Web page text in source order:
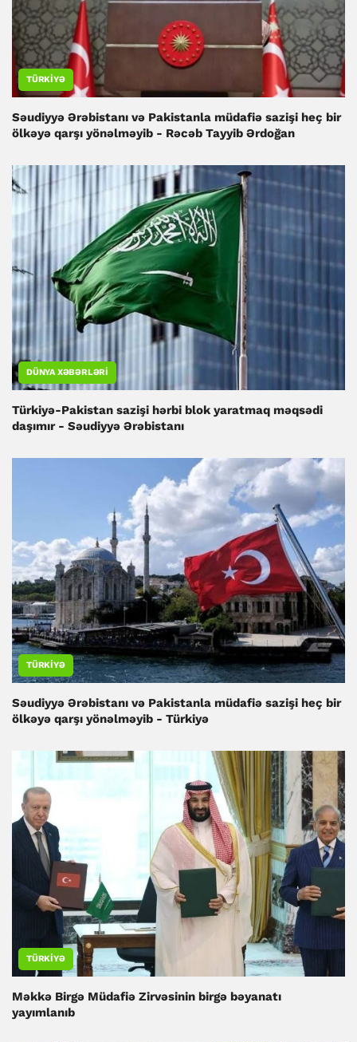
TÜRKIYƏ
Səudiyyə Ərəbistanı və Pakistanla müdafiə sazişi heç bir
ölkəyə qarşı yönəlməyib - Rəcəb Tayyib Ərdoğan
DÜNYA XƏBƏRLƏRI
Türkiyə-Pakistan sazişi hərbi blok yaratmaq məqsədi
daşımır - Səudiyyə Ərəbistanı
TÜRKIYƏ
Səudiyyə Ərəbistanı və Pakistanla müdafiə sazişi heç bir
ölkəyə qarşı yönəlməyib - Türkiyə
TÜRKIYƏ
Məkkə Birgə Müdafiə Zirvəsinin birgə bəyanatı
yayımlanıb